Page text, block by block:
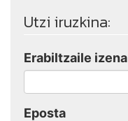
Utzi iruzkina:
Erabiltzaile izena
Eposta